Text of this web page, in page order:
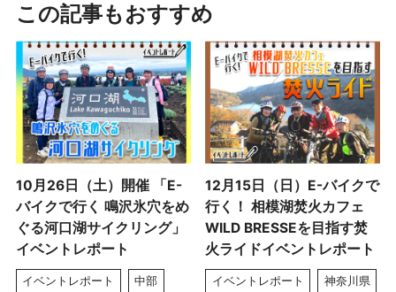
この記事もおすすめ
10月26日（土）開催 「E-
バイクで行く 鳴沢氷穴をめ
ぐる河口湖サイクリング」
イベントレポート
イベントレポート 中部
12月15日（日）E-バイクで
行く！ 相模湖焚火カフェ
WILD BRESSEを目指す焚
火ライドイベントレポート
イベントレポート 神奈川県